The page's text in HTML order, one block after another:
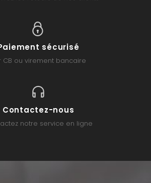
sécurisé
CB ou virement bancaire
Contactez-nous
notre service en ligne